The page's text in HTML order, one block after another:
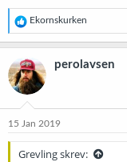
R
e
a
k
s
j
o
e
Ekornskurken
perolavsen
15 Jan 2019
Grevling skrev: